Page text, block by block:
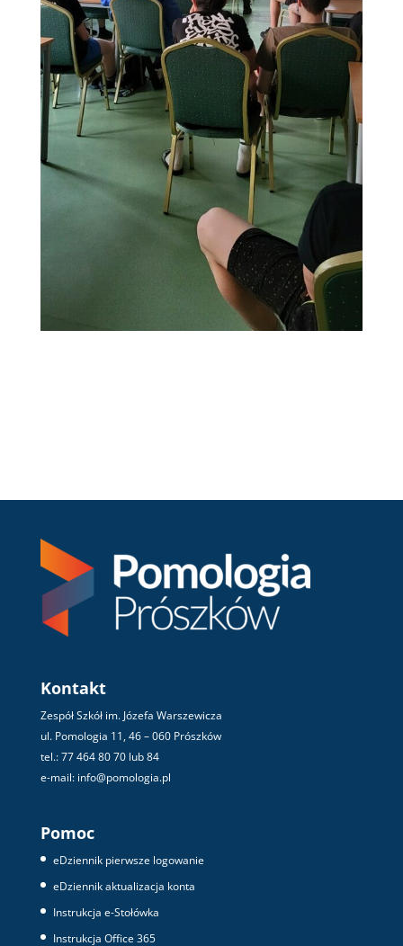
Kontakt
Zespół Szkół im. Józefa Warszewicza
ul. Pomologia 11, 46 – 060 Prószków
tel.: 77 464 80 70 lub 84
e-mail: info@pomologia.pl
Pomoc
eDziennik pierwsze logowanie
eDziennik aktualizacja konta
Instrukcja e-Stołówka
Instrukcja Office 365